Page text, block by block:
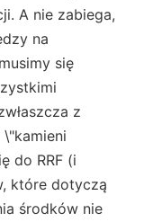
A nie zabiega,
na
się
z
do RRF (i
które dotyczą
środków nie